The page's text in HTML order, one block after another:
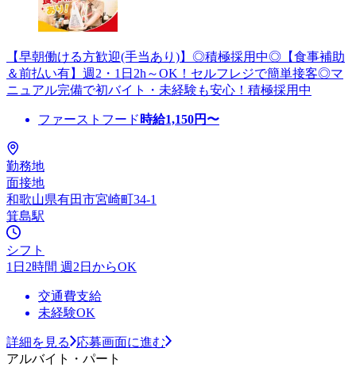
【早朝働ける方歓迎(手当あり)】◎積極採用中◎【食事補助
＆前払い有】週2・1日2h～OK！セルフレジで簡単接客◎マ
ニュアル完備で初バイト・未経験も安心！積極採用中
ファーストフード 時給1,150円〜
勤務地
面接地
和歌山県有田市宮崎町34-1
箕島駅
シフト
1日2時間 週2日からOK
交通費支給
未経験OK
詳細を見る
応募画面に進む
アルバイト・パート